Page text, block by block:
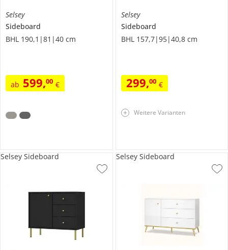
Selsey
Sideboard
BHL 190,1|81|40 cm
ab 599,00 €
Selsey
Sideboard
BHL 157,7|95|40,8 cm
299,00 €
Weitere Varianten
Selsey Sideboard Selsey Sideboard